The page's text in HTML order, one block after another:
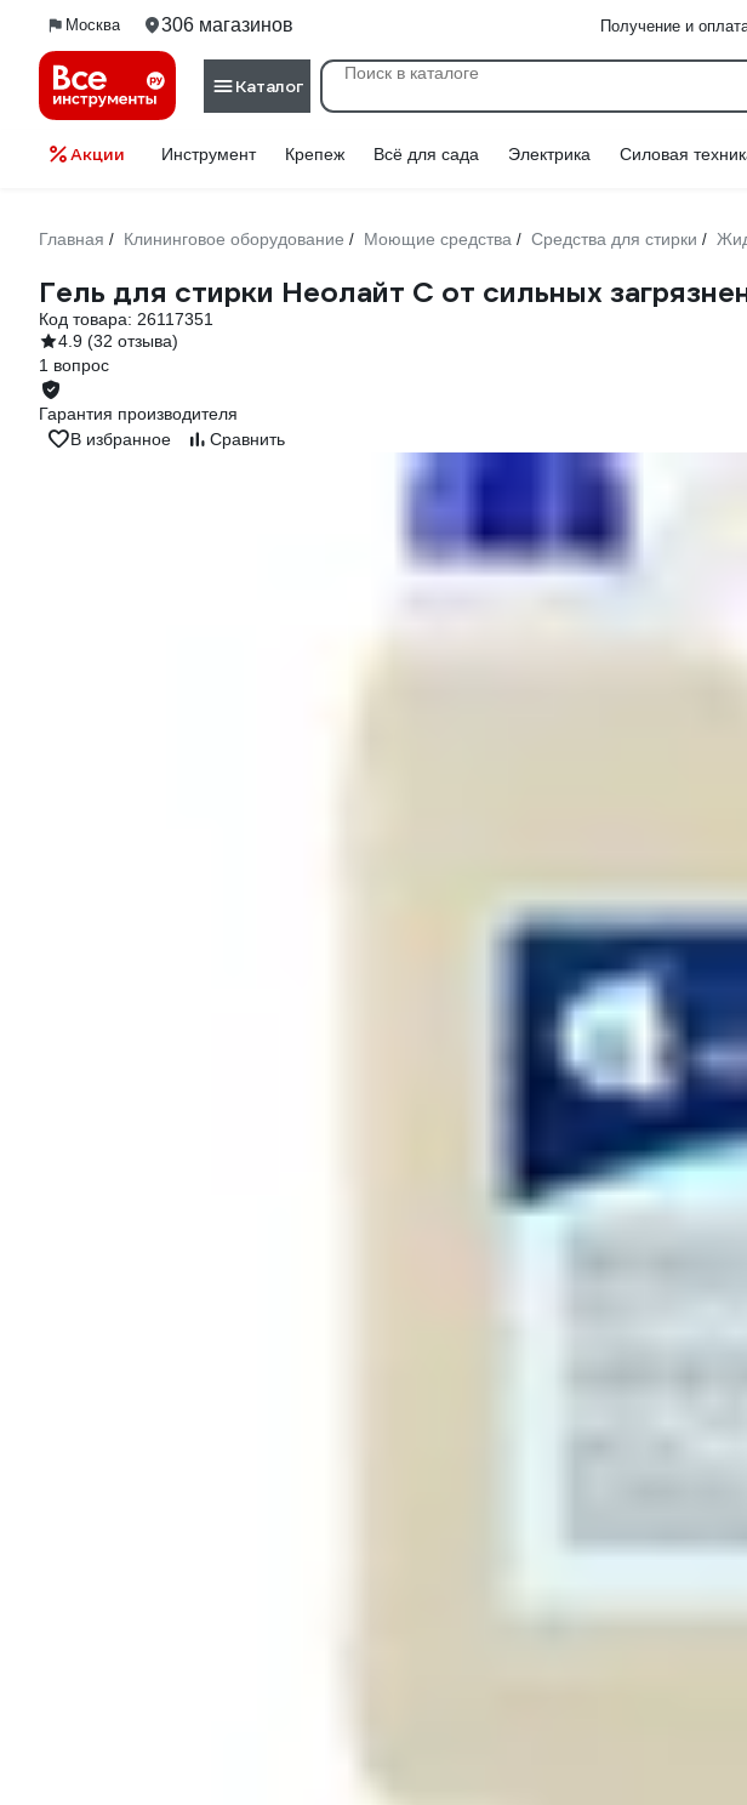
Москва 306 магазинов Получение и
Каталог
Акции Инструмент Крепеж Всё для сада Электрика Силовая
Главная / Клининговое оборудование / Моющие средства / Средства для стирки /
Гель для стирки Неолайт С от сильных
Код товара: 26117351
4.9 (32 отзыва)
1 вопрос
Гарантия производителя
В избранное
Сравнить